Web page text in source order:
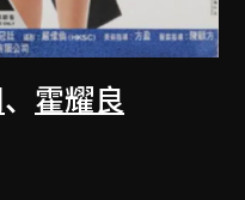
、 霍耀良